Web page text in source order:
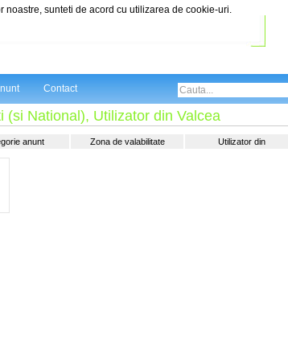
sunteti de acord cu utilizarea de cookie-uri.
Contact
National), Utilizator din Valcea
anunt Zona de valabilitate
Utilizator din